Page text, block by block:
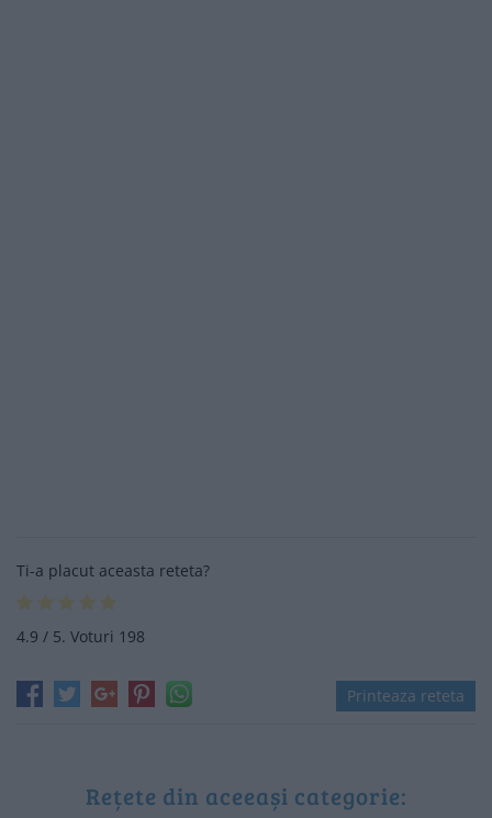
Ti-a placut aceasta reteta?
4.9 / 5. Voturi 198
Printeaza reteta
Rețete din aceeași categorie: